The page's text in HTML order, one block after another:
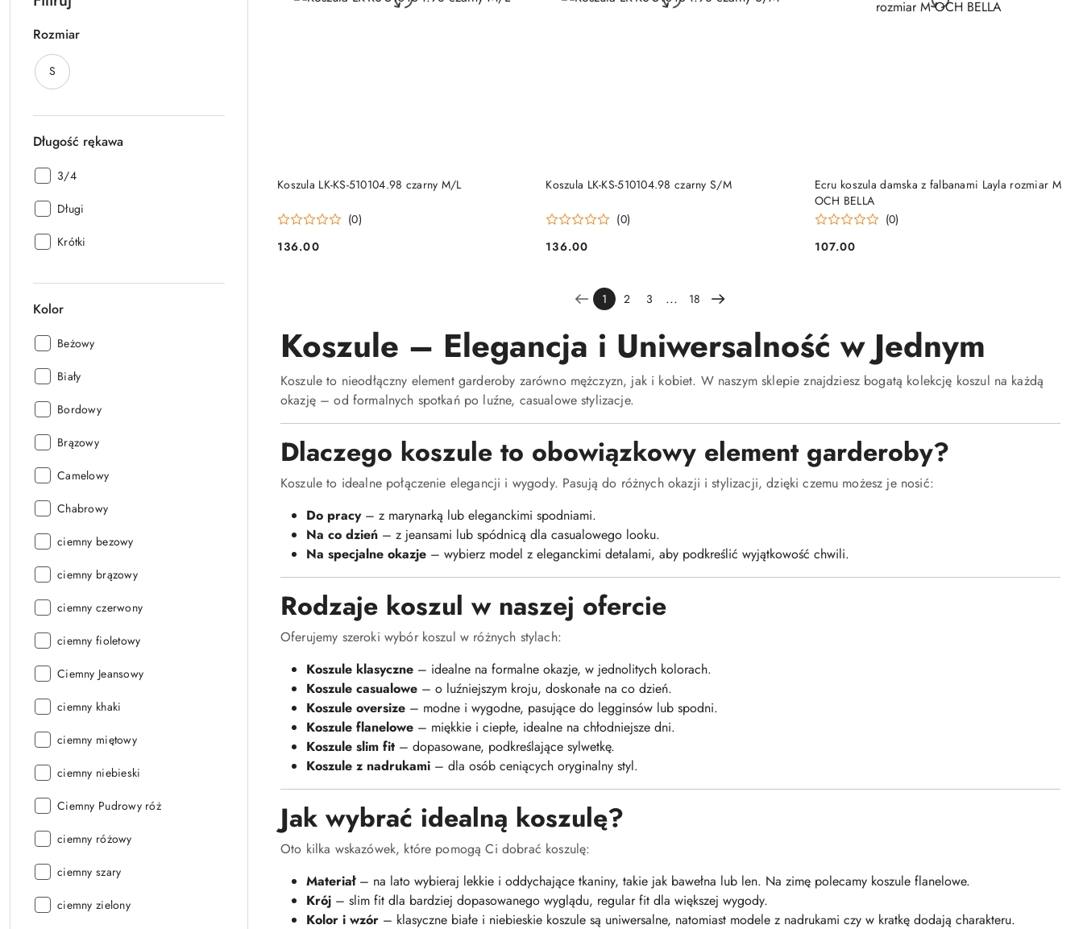
Rozmiar
Rozmiar:
S
Długość rękawa
Długość
3/4
Długość
Długi
Długość
Krótki
Kolor
Kolor:
Beżowy
Kolor:
Biały
Kolor:
Bordowy
Kolor:
Brązowy
Kolor:
Camelowy
Kolor:
Chabrowy
Kolor:
ciemny bezowy
Kolor:
ciemny brązowy
Kolor:
ciemny czerwony
Kolor:
ciemny fioletowy
Kolor:
Ciemny Jeansowy
Kolor:
ciemny khaki
Kolor:
ciemny miętowy
Kolor:
ciemny niebieski
Kolor:
Ciemny Pudrowy róż
Kolor:
ciemny różowy
Kolor:
ciemny szary
Kolor:
ciemny zielony
Koszula LK-KS-510104.98 czarny M/L
(0)
Cena:
136.00
DO KOSZYKA Koszula LK-KS-510104.98 czarny S/M
(0)
Cena:
136.00
DO KOSZYKA
Ecru koszula damska z falbanami Layla rozmiar M
OCH BELLA
(0)
Cena:
107.00
DO KOSZYKA
1 2 3 ... 18
Koszule – Elegancja i Uniwersalność w Jednym
Koszule to nieodłączny element garderoby zarówno mężczyzn, jak i kobiet. W naszym sklepie znajdziesz bogatą kolekcję koszul na każdą
okazję – od formalnych spotkań po luźne, casualowe stylizacje.
Dlaczego koszule to obowiązkowy element garderoby?
Koszule to idealne połączenie elegancji i wygody. Pasują do różnych okazji i stylizacji, dzięki czemu możesz je nosić:
Do pracy– z marynarką lub eleganckimi spodniami.
Na co dzień – z jeansami lub spódnicą dla casualowego looku.
Na specjalne okazje – wybierz model z eleganckimi detalami, aby podkreślić wyjątkowość chwili.
Rodzaje koszul w naszej ofercie
Oferujemy szeroki wybór koszul w różnych stylach:
Koszule klasyczne – idealne na formalne okazje, w jednolitych kolorach.
Koszule casualowe – o luźniejszym kroju, doskonałe na co dzień.
Koszule oversize – modne i wygodne, pasujące do legginsów lub spodni.
Koszule flanelowe – miękkie i ciepłe, idealne na chłodniejsze dni.
Koszule slim fit – dopasowane, podkreślające sylwetkę.
Koszule z nadrukami – dla osób ceniących oryginalny styl.
Jak wybrać idealną koszulę?
Oto kilka wskazówek, które pomogą Ci dobrać koszulę:
Materiał– na lato wybieraj lekkie i oddychające tkaniny, takie jak bawełna lub len. Na zimę polecamy koszule flanelowe.
Krój – slim fit dla bardziej dopasowanego wyglądu, regular fit dla większej wygody.
Kolor i wzór – klasyczne białe i niebieskie koszule są uniwersalne, natomiast modele z nadrukami czy w kratkę dodają charakteru.